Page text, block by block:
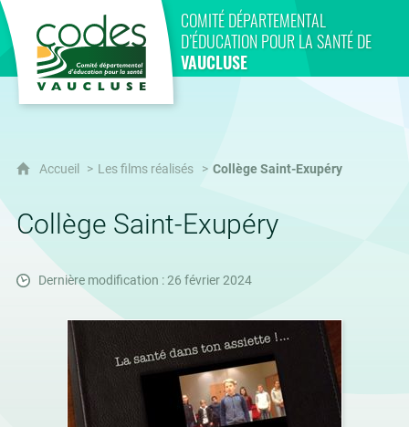
COMITÉ DÉPARTEMENTAL
D’ÉDUCATION POUR LA SANTÉ DE
VAUCLUSE
CoDES 84
Accueil Les films réalisés Collège Saint-Exupéry
Collège Saint-Exupéry
Dernière modification : 26 février 2024